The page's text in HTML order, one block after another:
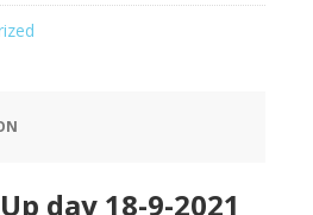
day 18-9-2021